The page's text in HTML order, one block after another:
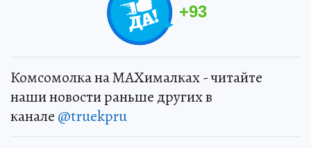
+93
Комсомолка на MAXималках - читайте
наши новости раньше других в
канале @truekpru